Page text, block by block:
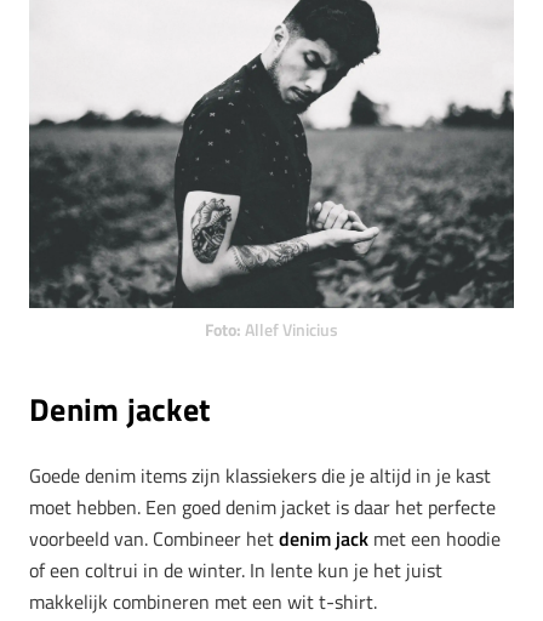
Foto: Allef Vinicius
Denim jacket
Goede denim items zijn klassiekers die je altijd in je kast
moet hebben. Een goed denim jacket is daar het perfecte
voorbeeld van. Combineer hetdenim jack met een hoodie
of een coltrui in de winter. In lente kun je het juist
makkelijk combineren met een wit t-shirt.